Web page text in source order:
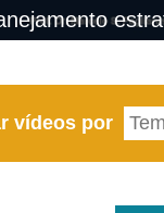
vídeos por